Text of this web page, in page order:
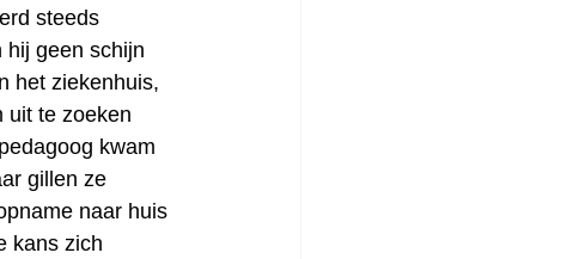
steeds
hij geen schijn
het ziekenhuis,
uit te zoeken
kwam
gillen ze
naar huis
kans zich